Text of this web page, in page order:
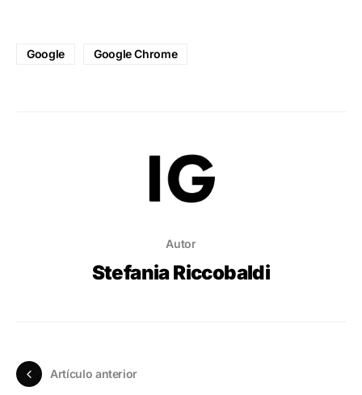
Google Google Chrome
Autor
Stefania Riccobaldi
Artículo anterior